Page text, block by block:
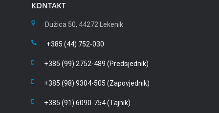
KONTAKT
Dužica 50, 44272 Lekenik
+385 (44) 752-030
+385 (99) 2752-489 (Predsjednik)
+385 (98) 9304-505 (Zapovjednik)
+385 (91) 6090-754 (Tajnik)